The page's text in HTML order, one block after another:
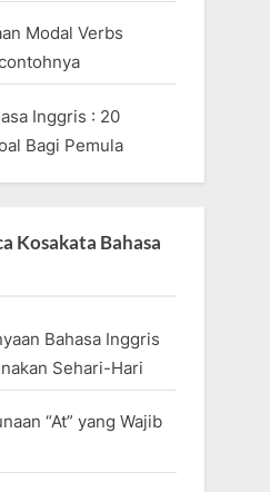
Modal Verbs
Inggris : 20
Bagi Pemula
Kosakata Bahasa
Bahasa Inggris
Sehari-Hari
“At” yang Wajib